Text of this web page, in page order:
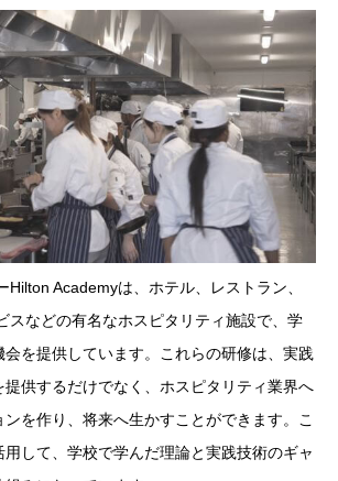
Hilton Academyは、ホテル、レストラン、
スなどの有名なホスピタリティ施設で、学
を提供しています。これらの研修は、実践
提供するだけでなく、ホスピタリティ業界へ
を作り、将来へ生かすことができます。こ
用して、学校で学んだ理論と実践技術のギャ